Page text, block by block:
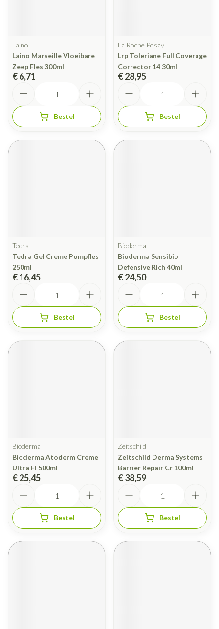
Laino
Laino Marseille Vloeibare
Zeep Fles 300ml
€ 6,71
Bestel
La Roche Posay
Lrp Toleriane Full Coverage
Corrector 14 30ml
€ 28,95
Bestel
Tedra
Tedra Gel Creme Pompfles
250ml
€ 16,45
Bestel
Bioderma
Bioderma Sensibio
Defensive Rich 40ml
€ 24,50
Bestel
Bioderma
Bioderma Atoderm Creme
Ultra Fl 500ml
€ 25,45
Bestel
Zeitschild
Zeitschild Derma Systems
Barrier Repair Cr 100ml
€ 38,59
Bestel